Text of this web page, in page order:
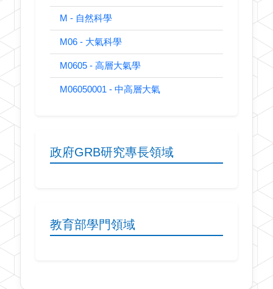
M - 自然科學
M06 - 大氣科學
M0605 - 高層大氣學
M06050001 - 中高層大氣
政府GRB研究專長領域
教育部學門領域